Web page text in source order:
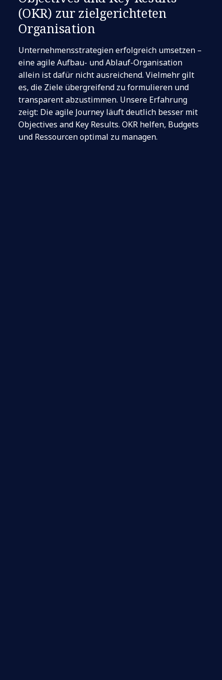
(OKR) zur zielgerichteten
Organisation
Unternehmensstrategien erfolgreich umsetzen –
eine agile Aufbau- und Ablauf-Organisation
allein ist dafür nicht ausreichend. Vielmehr gilt
es, die Ziele übergreifend zu formulieren und
transparent abzustimmen. Unsere Erfahrung
zeigt: Die agile Journey läuft deutlich besser mit
Objectives and Key Results. OKR helfen, Budgets
und Ressourcen optimal zu managen.